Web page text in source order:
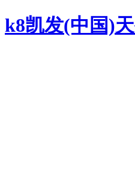
k8凯发(中国)